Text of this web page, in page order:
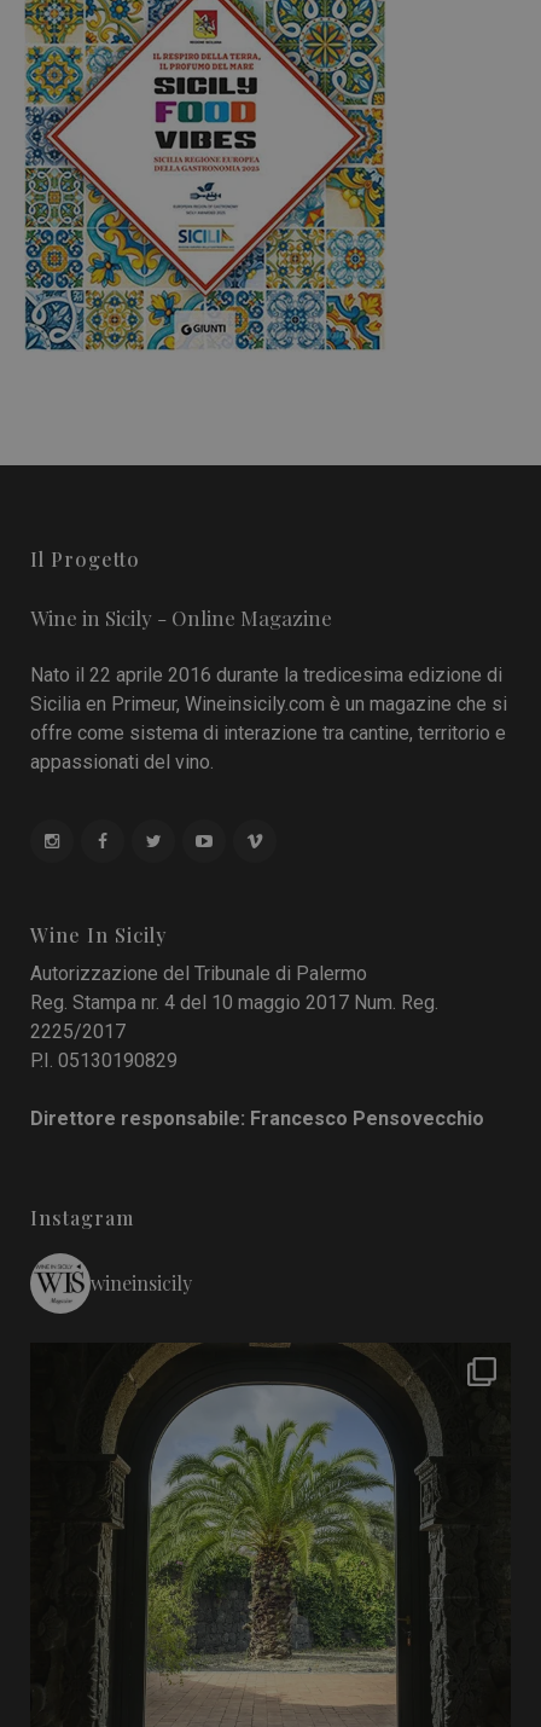
Il Progetto
Wine in Sicily - Online Magazine
Nato il 22 aprile 2016 durante la tredicesima edizione di
Sicilia en Primeur, Wineinsicily.com è un magazine che si
offre come sistema di interazione tra cantine, territorio e
appassionati del vino.
Wine In Sicily
Autorizzazione del Tribunale di Palermo
Reg. Stampa nr. 4 del 10 maggio 2017 Num. Reg.
2225/2017
P.I. 05130190829
Direttore responsabile: Francesco Pensovecchio
Instagram
wineinsicily